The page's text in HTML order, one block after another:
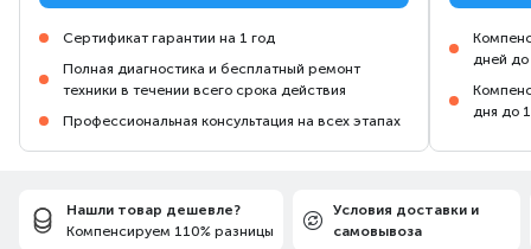
Сертификат гарантии на 1 год
Полная диагностика и бесплатный ремонт
техники в течении всего срока действия
Профессиональная консультация на всех этапах
дней до
дня до
Нашли товар дешевле?
Компенсируем 110% разницы
Условия доставки и
самовывоза